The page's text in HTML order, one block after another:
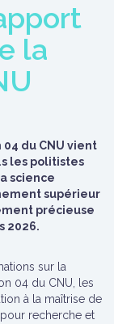
la
du CNU vient
les politistes
science
supérieur
précieuse
2026.
sur la
04 du CNU, les
à la maîtrise de
recherche et